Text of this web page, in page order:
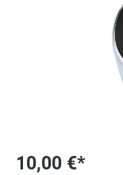
10,00 €*